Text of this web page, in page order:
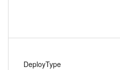
DeployType